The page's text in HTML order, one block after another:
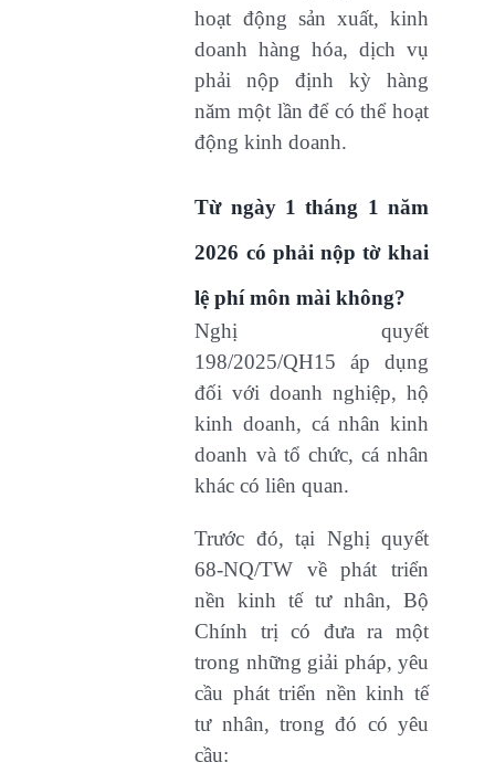
hoạt động sản xuất, kinh
doanh hàng hóa, dịch vụ
phải nộp định kỳ hàng
năm một lần để có thể hoạt
động kinh doanh.
Từ ngày 1 tháng 1 năm
2026 có phải nộp tờ khai
lệ phí môn mài không?
Nghị quyết
198/2025/QH15 áp dụng
đối với doanh nghiệp, hộ
kinh doanh, cá nhân kinh
doanh và tổ chức, cá nhân
khác có liên quan.
Trước đó, tại Nghị quyết
68-NQ/TW về phát triển
nền kinh tế tư nhân, Bộ
Chính trị có đưa ra một
trong những giải pháp, yêu
cầu phát triển nền kinh tế
tư nhân, trong đó có yêu
cầu: